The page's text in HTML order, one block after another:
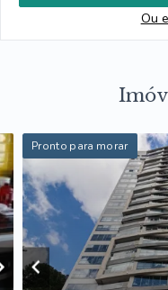
Ou
Pronto para morar